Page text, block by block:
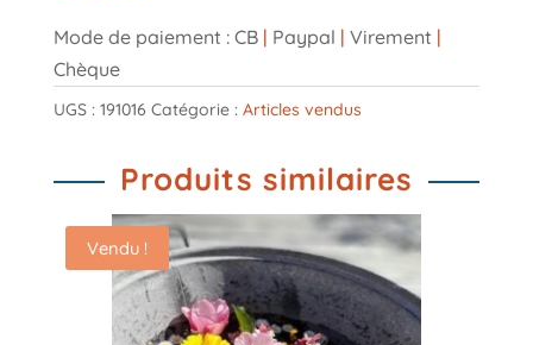
Mode de paiement : CB | Paypal | Virement |
Chèque
UGS : 191016 Catégorie : Articles vendus
Produits similaires
Vendu !